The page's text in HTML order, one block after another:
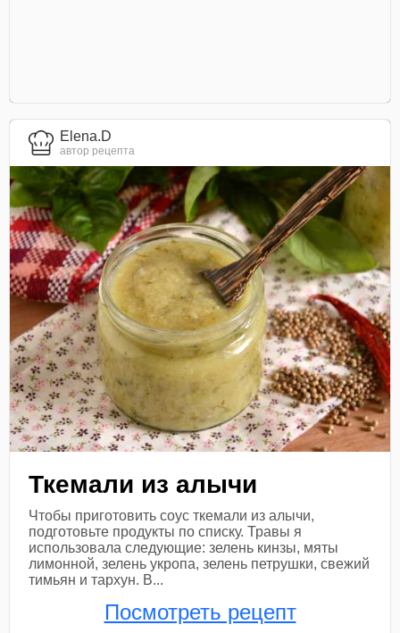
Elena.D
автор рецепта
Ткемали из алычи
Чтобы приготовить соус ткемали из алычи,
подготовьте продукты по списку. Травы я
использовала следующие: зелень кинзы, мяты
лимонной, зелень укропа, зелень петрушки, свежий
тимьян и тархун. В...
Посмотреть рецепт